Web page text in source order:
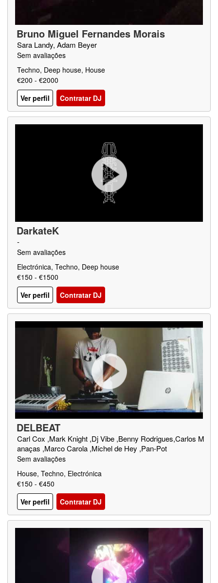
Bruno Miguel Fernandes Morais
Sara Landy, Adam Beyer
Sem avaliações
Techno, Deep house, House
€200 - €2000
Ver perfil
Contratar DJ
DarkateK
-
Sem avaliações
Electrónica, Techno, Deep house
€150 - €1500
Ver perfil
Contratar DJ
DELBEAT
Carl Cox ,Mark Knight ,Dj Vibe ,Benny Rodrigues,Carlos M
anaças ,Marco Carola ,Michel de Hey ,Pan-Pot
Sem avaliações
House, Techno, Electrónica
€150 - €450
Ver perfil
Contratar DJ